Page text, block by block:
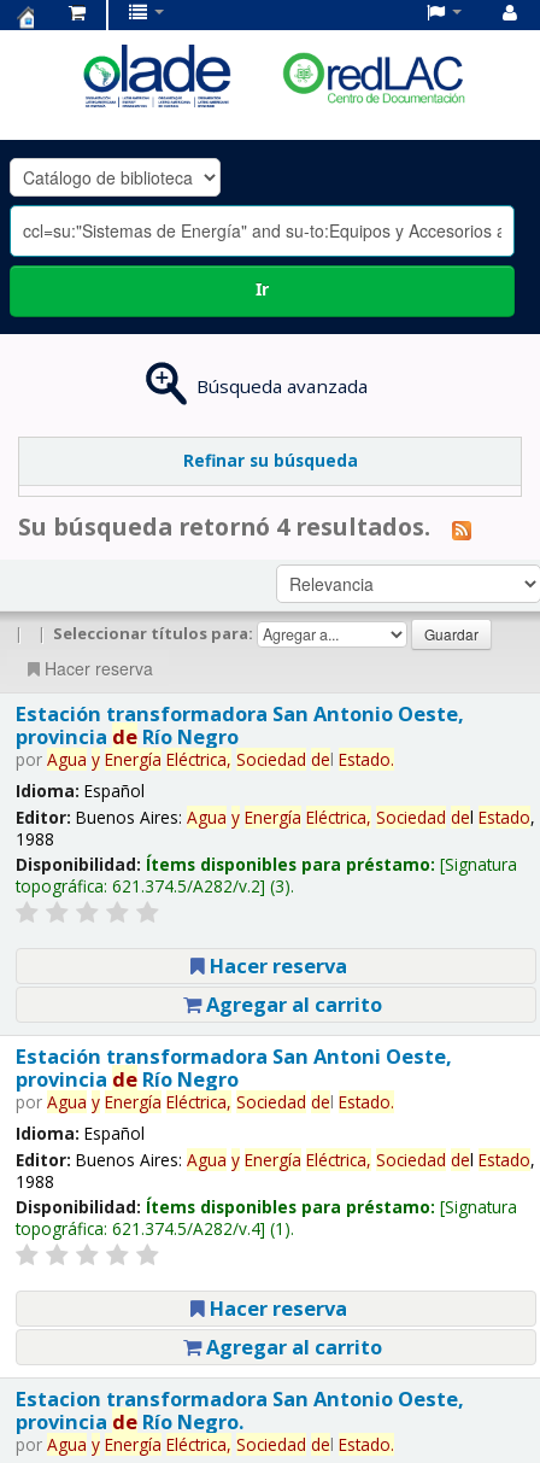
OLADE
-
Ir
Búsqueda avanzada
Refinar su búsqueda
Su búsqueda retornó 4 resultados.
| | Seleccionar títulos para:
Hacer reserva
Estación transformadora San Antonio Oeste,
provincia deRío Negro
por Agua y Energía Eléctrica, Sociedad del Estado.
Idioma: Español
Editor: Buenos Aires: Agua y Energía Eléctrica, Sociedad del Estado,
1988
Disponibilidad: Ítems disponibles para préstamo: Signatura
topográfica: 621.374.5/A282/v.2 (3).
Hacer reserva
Agregar al carrito
Estación transformadora San Antoni Oeste,
provincia deRío Negro
por Agua y Energía Eléctrica, Sociedad del Estado.
Idioma: Español
Editor: Buenos Aires: Agua y Energía Eléctrica, Sociedad del Estado,
1988
Disponibilidad: Ítems disponibles para préstamo: Signatura
topográfica: 621.374.5/A282/v.4 (1).
Hacer reserva
Agregar al carrito
Estacion transformadora San Antonio Oeste,
provincia deRío Negro.
por Agua y Energía Eléctrica, Sociedad del Estado.